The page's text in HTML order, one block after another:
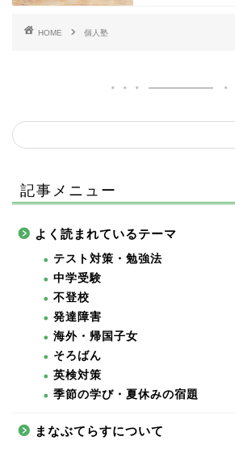
HOME 個人塾
記事メニュー
よく読まれているテーマ
テスト対策・勉強法
中学受験
不登校
発達障害
海外・帰国子女
そろばん
英検対策
季節の学び・夏休みの宿題
まなぶてらすについて